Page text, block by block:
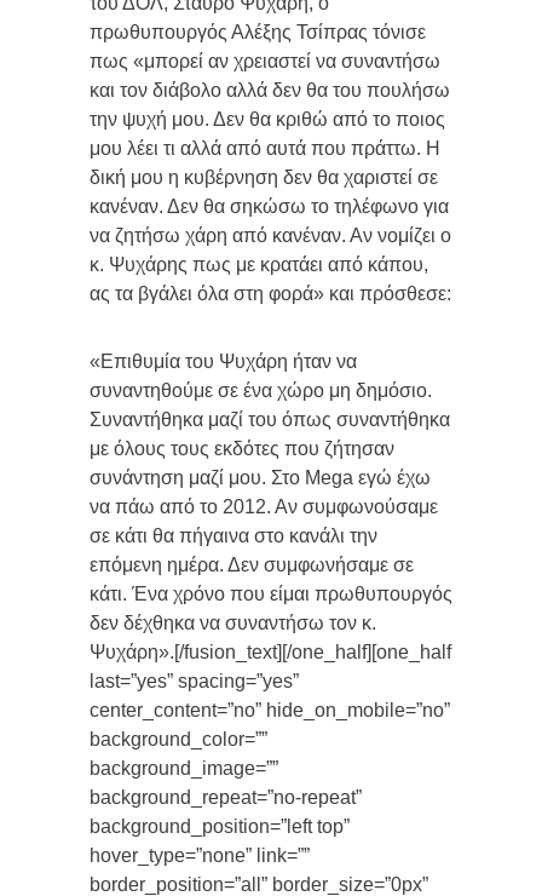
πρωθυπουργός Αλέξης Τσίπρας τόνισε
πως «μπορεί αν χρειαστεί να συναντήσω
και τον διάβολο αλλά δεν θα του πουλήσω
την ψυχή μου. Δεν θα κριθώ από το ποιος
μου λέει τι αλλά από αυτά που πράττω. Η
δική μου η κυβέρνηση δεν θα χαριστεί σε
κανέναν. Δεν θα σηκώσω το τηλέφωνο για
να ζητήσω χάρη από κανέναν. Αν νομίζει ο
κ. Ψυχάρης πως με κρατάει από κάπου,
ας τα βγάλει όλα στη φορά» και πρόσθεσε:
«Επιθυμία του Ψυχάρη ήταν να
συναντηθούμε σε ένα χώρο μη δημόσιο.
Συναντήθηκα μαζί του όπως συναντήθηκα
με όλους τους εκδότες που ζήτησαν
συνάντηση μαζί μου. Στο Mega εγώ έχω
να πάω από το 2012. Αν συμφωνούσαμε
σε κάτι θα πήγαινα στο κανάλι την
επόμενη ημέρα. Δεν συμφωνήσαμε σε
κάτι. Ένα χρόνο που είμαι πρωθυπουργός
δεν δέχθηκα να συναντήσω τον κ.
Ψυχάρη».[/fusion_text][/one_half][one_half
last=”yes” spacing=”yes”
center_content=”no” hide_on_mobile=”no”
background_color=””
background_image=””
background_repeat=”no-repeat”
background_position=”left top”
hover_type=”none” link=””
border_position=”all” border_size=”0px”